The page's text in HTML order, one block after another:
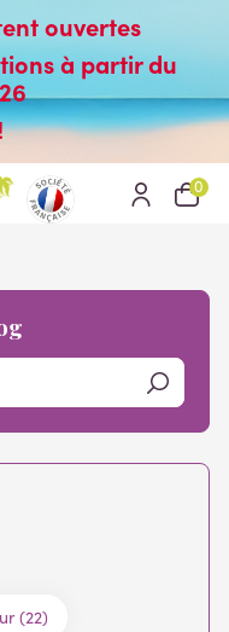
ouvertes
à partir du
0
(22)